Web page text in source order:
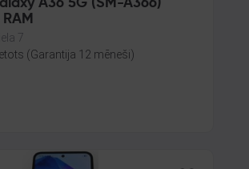
A36 5G (SM-A366)
7
(Garantija 12 mēneši)